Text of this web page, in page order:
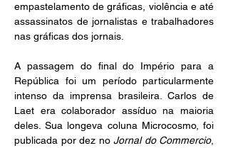
empastelamento de gráficas, violência e até
assassinatos de jornalistas e trabalhadores
nas gráficas dos jornais.
A passagem do final do Império para a
República foi um período particularmente
intenso da imprensa brasileira. Carlos de
Laet era colaborador assíduo na maioria
deles. Sua longeva coluna Microcosmo, foi
publicada por dez no Jornal do Commercio,